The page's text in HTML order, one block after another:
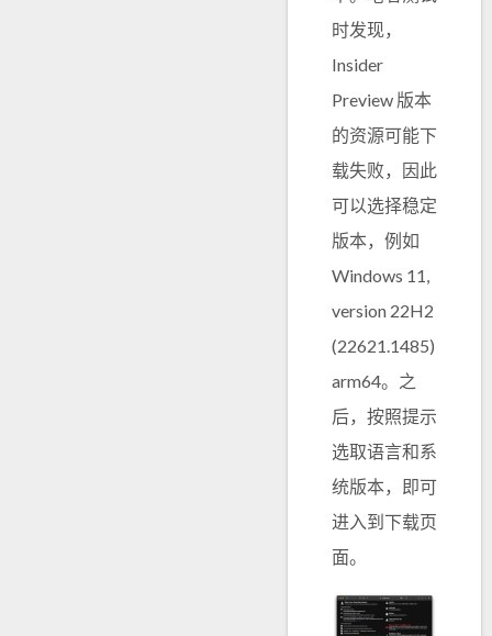
时发现，
Insider
Preview 版本
的资源可能下
载失败，因此
可以选择稳定
版本，例如
Windows 11,
version 22H2
(22621.1485)
arm64。之
后，按照提示
选取语言和系
统版本，即可
进入到下载页
面。